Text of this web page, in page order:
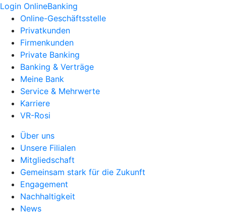
Login OnlineBanking
Online-Geschäftsstelle
Privatkunden
Firmenkunden
Private Banking
Banking & Verträge
Meine Bank
Service & Mehrwerte
Karriere
VR-Rosi
Über uns
Unsere Filialen
Mitgliedschaft
Gemeinsam stark für die Zukunft
Engagement
Nachhaltigkeit
News